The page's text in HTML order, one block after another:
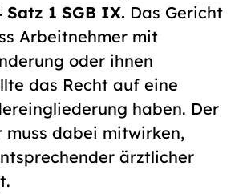
Satz 1 SGB IX. Das Gericht
Arbeitnehmer mit
oder ihnen
das Recht auf eine
haben. Der
dabei mitwirken,
ärztlicher